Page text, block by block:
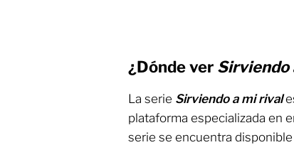
¿Dónde ver Sirviendo
La serie Sirviendo a mi rival
plataforma especializada en
serie se encuentra disponible